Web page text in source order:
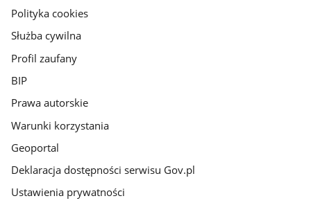
gov.pl
Polityka cookies
Służba cywilna
Profil zaufany
BIP
Prawa autorskie
Warunki korzystania
Geoportal
Deklaracja dostępności serwisu Gov.pl
Ustawienia prywatności